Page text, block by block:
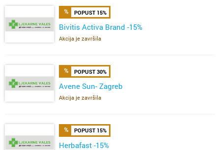
POPUST 15%
Bivitis Activa Brand -15%
Akcija je završila
POPUST 30%
Avene Sun- Zagreb
Akcija je završila
POPUST 15%
Herbafast -15%